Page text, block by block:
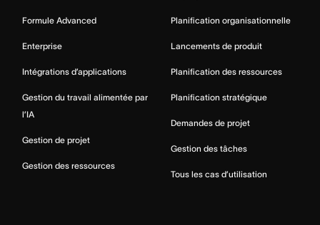
Formule Advanced
Enterprise
Intégrations d’applications
Gestion du travail alimentée par
l’IA
Gestion de projet
Gestion des ressources
Planification organisationnelle
Lancements de produit
Planification des ressources
Planification stratégique
Demandes de projet
Gestion des tâches
Tous les cas d’utilisation